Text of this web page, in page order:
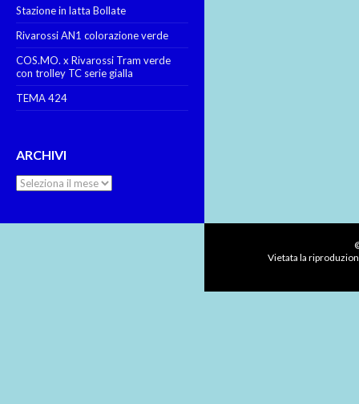
Stazione in latta Bollate
Rivarossi AN1 colorazione verde
COS.MO. x Rivarossi Tram verde
con trolley TC serie gialla
TEMA 424
ARCHIVI
Archivi
Vietata la